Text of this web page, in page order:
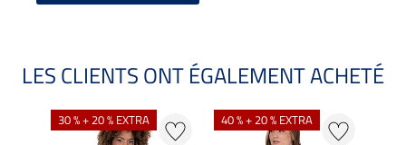
LES CLIENTS ONT ÉGALEMENT ACHETÉ
30 % + 20 % EXTRA 40 % + 20 % EXTRA